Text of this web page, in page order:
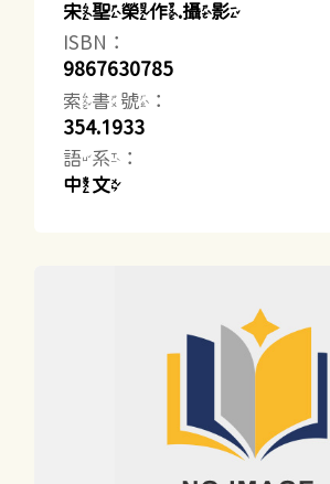
宋聖榮作.攝影
ISBN：
9867630785
索書號：
354.1933
語系：
中文